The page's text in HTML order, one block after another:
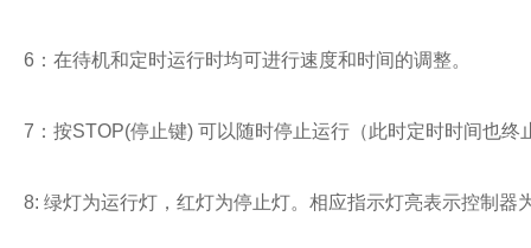
6 ：在待机和定时运行时均可进行速度和时间的调整。
7 ：按STOP(停止键) 可以随时停止运行（此时定时时间也终
8: 绿灯为运行灯，红灯为停止灯。相应指示灯亮表示控制器